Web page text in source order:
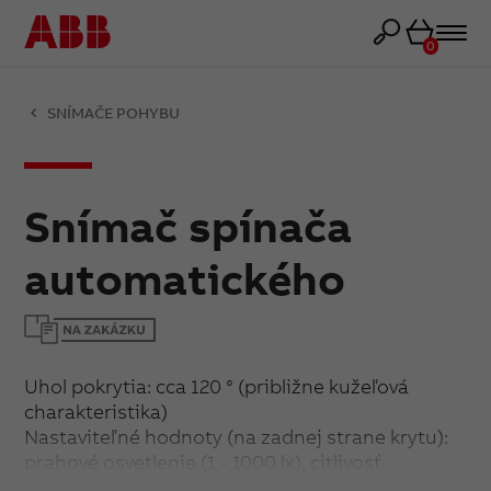
Košík
0
SNÍMAČE POHYBU
Snímač spínača
automatického
Uhol pokrytia: cca 120 ° (približne kužeľová
charakteristika)
Nastaviteľné hodnoty (na zadnej strane krytu):
prahové osvetlenie (1 - 1000 lx), citlivosť